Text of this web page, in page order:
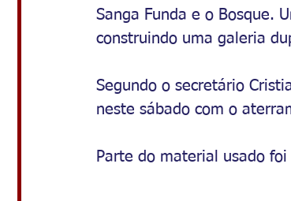
Sanga Funda e o Bosque.
construindo uma galeria
Segundo o secretário
neste sábado com o
Parte do material usado